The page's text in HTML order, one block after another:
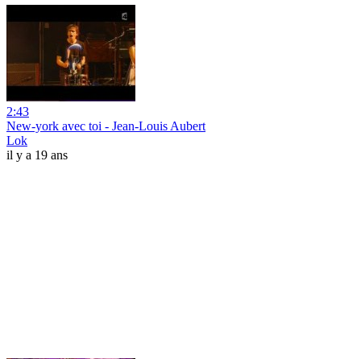
2:43
New-york avec toi - Jean-Louis Aubert
Lok
il y a 19 ans